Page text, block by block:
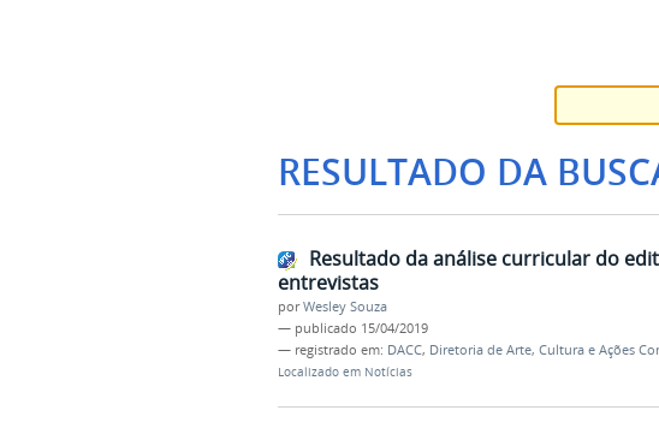
RESULTADO DA
Resultado da análise curricular do
entrevistas
porWesley Souza
— publicado 15/04/2019
— registrado em: DACC, Diretoria de Arte, Cultura e Ações
Localizado em Notícias